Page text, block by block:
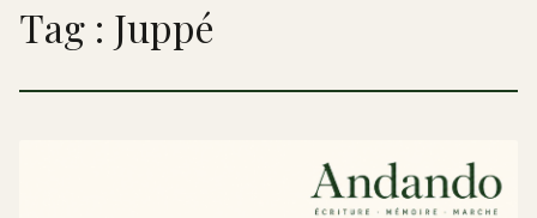
Tag : Juppé